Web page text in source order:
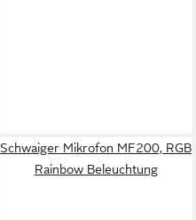
Schwaiger Mikrofon MF200, RGB
Rainbow Beleuchtung